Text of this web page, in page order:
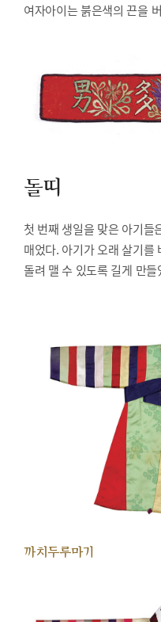
여자아이는 붉은색의 끈을
돌띠
첫 번째 생일을 맞은 아기들
매었다. 아기가 오래 살기를
돌려 맬 수 있도록 길게 만들
까치두루마기